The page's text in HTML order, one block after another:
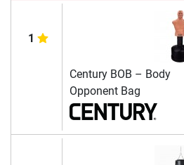
1
Century BOB – Body
Opponent Bag